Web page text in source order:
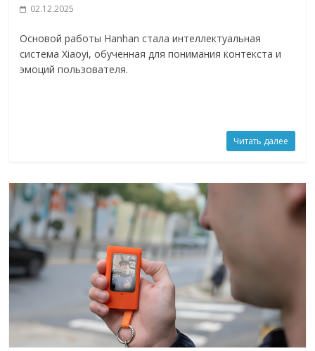
02.12.2025
Основой работы Hanhan стала интеллектуальная
система Xiaoyi, обученная для понимания контекста и
эмоций пользователя.
Читать далее